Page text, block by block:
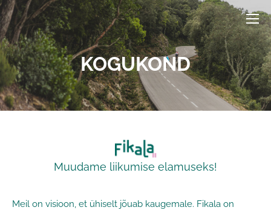
KOGUKOND
Muudame liikumise elamuseks!
Meil on visioon, et ühiselt jõuab kaugemale. Fikala on